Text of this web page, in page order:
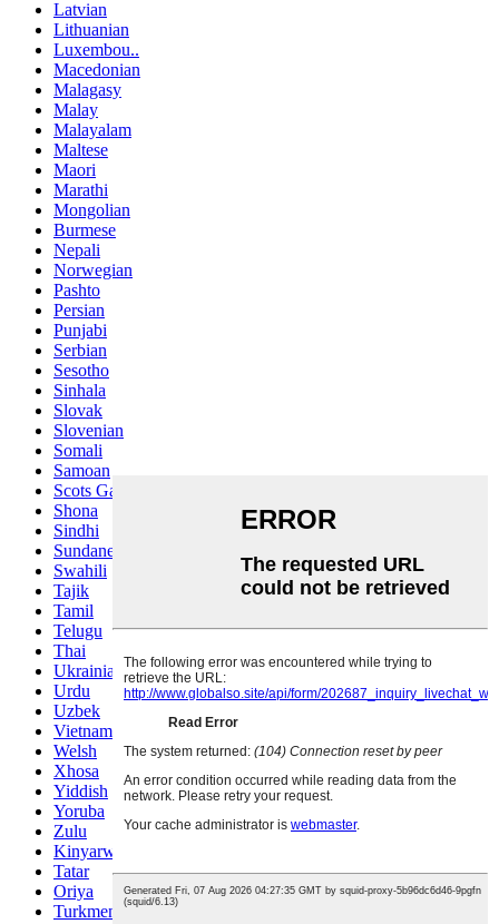
Latvian
Lithuanian
Luxembou..
Macedonian
Malagasy
Malay
Malayalam
Maltese
Maori
Marathi
Mongolian
Burmese
Nepali
Norwegian
Pashto
Persian
Punjabi
Serbian
Sesotho
Sinhala
Slovak
Slovenian
Somali
Samoan
Scots Gaelic
Shona
Sindhi
Sundanese
Swahili
Tajik
Tamil
Telugu
Thai
Ukrainian
Urdu
Uzbek
Vietnamese
Welsh
Xhosa
Yiddish
Yoruba
Zulu
Kinyarwanda
Tatar
Oriya
Turkmen